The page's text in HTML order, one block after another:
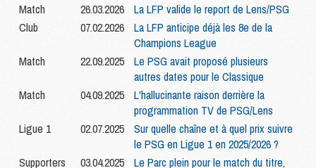
Match
26.03.2026
La LFP valide le report de Lens/PSG
Club
07.02.2026
La LFP anticipe déjà les 8e de la
Champions League
Match
22.09.2025
Le PSG avait proposé plusieurs
autres dates pour le Classique
Match
04.09.2025
L'hallucinante raison derrière la
programmation TV de PSG/Lens
Ligue 1
02.07.2025
Sur quelle chaîne et à quel prix suivre
le PSG en Ligue 1 en 2025/2026 ?
Supporters
03.04.2025
Le Parc plein pour le match du titre,